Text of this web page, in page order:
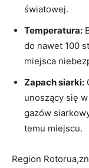
światowej.
Temperatura:
do nawet 100
miejsca
Zapach siarki:
unoszący się
gazów
temu miejscu.
Region